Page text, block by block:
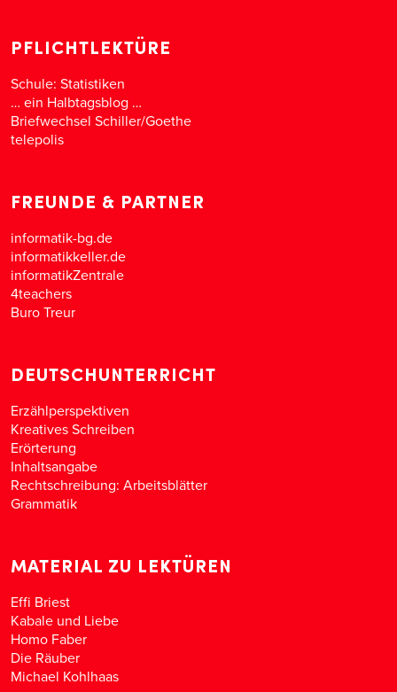
PFLICHTLEKTÜRE
Schule: Statistiken
… ein Halbtagsblog …
Briefwechsel Schiller/Goethe
telepolis
FREUNDE & PARTNER
informatik-bg.de
informatikkeller.de
informatikZentrale
4teachers
Buro Treur
DEUTSCHUNTERRICHT
Erzählperspektiven
Kreatives Schreiben
Erörterung
Inhaltsangabe
Rechtschreibung: Arbeitsblätter
Grammatik
MATERIAL ZU LEKTÜREN
Effi Briest
Kabale und Liebe
Homo Faber
Die Räuber
Michael Kohlhaas